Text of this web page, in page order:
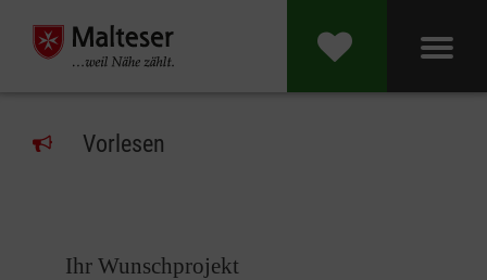
Vorlesen
Ihr Wunschprojekt